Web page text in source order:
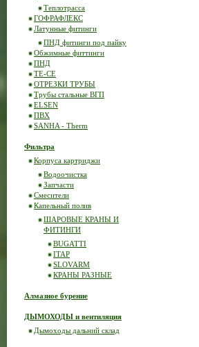
Теплотрасса
ГОФРАФЛЕКС
Латунные фитинги
ПНД фитинги под пайку
Обжимные фиттинги
ПНД
ТЕ-СЕ
ОТРЕЗКИ ТРУБЫ
Трубы стальные ВГП
ELSEN
ПВХ
SANHA - Therm
Фильтра
Корпуса картриджи
Водоочистка
Запчасти
Смесители
Капельный полив
ШАРОВЫЕ КРАНЫ И
ФИТИНГИ
BUGATTI
ITAP
SLOVARM
КРАНЫ РАЗНЫЕ
Алмазное бурение
ДЫМОХОДЫ и вентиляция
Дымоходы дальний склад